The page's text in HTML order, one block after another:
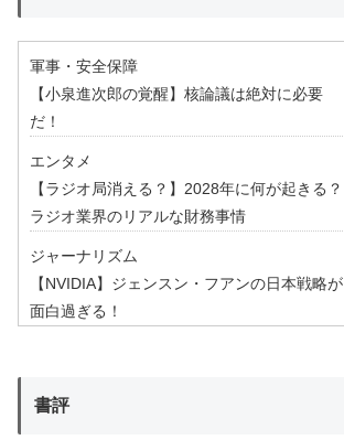
軍事・安全保障
【小泉進次郎の覚醒】核論議は絶対に必要
だ！
エンタメ
【ラジオ局消える？】2028年に何が起きる？
ラジオ業界のリアルな財務事情
ジャーナリズム
【NVIDIA】ジェンスン・フアンの日本戦略が
面白過ぎる！
書評